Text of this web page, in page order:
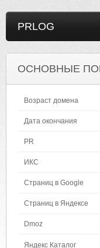
PRLOG
ОСНОВНЫЕ
Возраст домена
Дата окончания
PR
ИКС
Страниц в Google
Страниц в Яндексе
Dmoz
Яндекс Каталог